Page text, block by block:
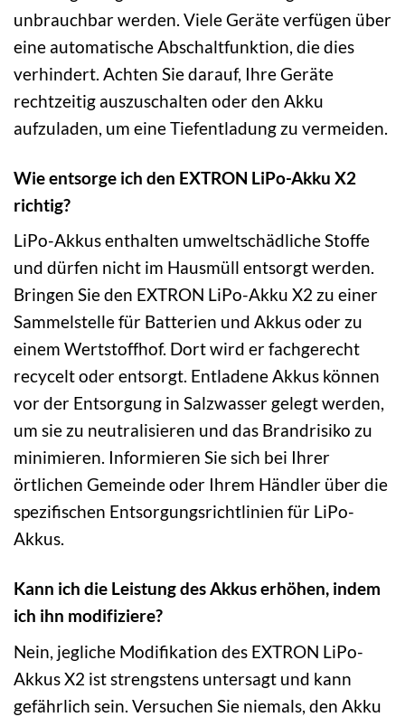
unbrauchbar werden. Viele Geräte verfügen über
eine automatische Abschaltfunktion, die dies
verhindert. Achten Sie darauf, Ihre Geräte
rechtzeitig auszuschalten oder den Akku
aufzuladen, um eine Tiefentladung zu vermeiden.
Wie entsorge ich den EXTRON LiPo-Akku X2
richtig?
LiPo-Akkus enthalten umweltschädliche Stoffe
und dürfen nicht im Hausmüll entsorgt werden.
Bringen Sie den EXTRON LiPo-Akku X2 zu einer
Sammelstelle für Batterien und Akkus oder zu
einem Wertstoffhof. Dort wird er fachgerecht
recycelt oder entsorgt. Entladene Akkus können
vor der Entsorgung in Salzwasser gelegt werden,
um sie zu neutralisieren und das Brandrisiko zu
minimieren. Informieren Sie sich bei Ihrer
örtlichen Gemeinde oder Ihrem Händler über die
spezifischen Entsorgungsrichtlinien für LiPo-
Akkus.
Kann ich die Leistung des Akkus erhöhen, indem
ich ihn modifiziere?
Nein, jegliche Modifikation des EXTRON LiPo-
Akkus X2 ist strengstens untersagt und kann
gefährlich sein. Versuchen Sie niemals, den Akku